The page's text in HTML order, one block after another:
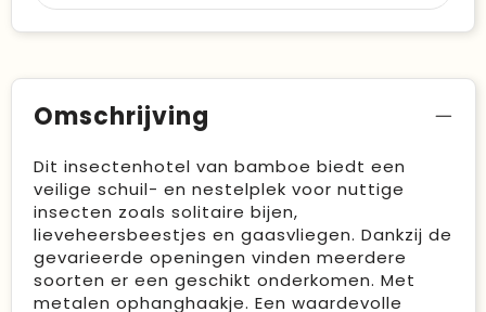
Omschrijving
Dit insectenhotel van bamboe biedt een
veilige schuil- en nestelplek voor nuttige
insecten zoals solitaire bijen,
lieveheersbeestjes en gaasvliegen. Dankzij de
gevarieerde openingen vinden meerdere
soorten er een geschikt onderkomen. Met
metalen ophanghaakje. Een waardevolle